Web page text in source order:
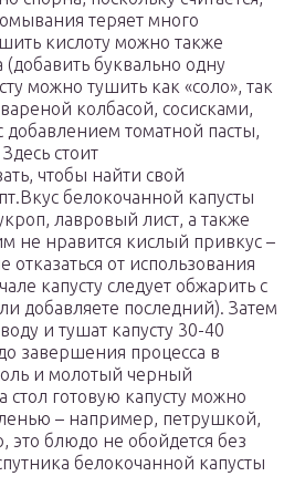
теряет много
кислоту можно также
буквально одну
можно тушить как «соло», так
колбасой, сосисками,
томатной пасты,
стоит
чтобы найти свой
белокочанной капусты
лавровый лист, а также
не нравится кислый привкус –
отказаться от использования
капусту следует обжарить с
добавляете последний). Затем
и тушат капусту 30-40
завершения процесса в
и молотый черный
стол готовую капусту можно
– например, петрушкой,
это блюдо не обойдется без
белокочанной капусты